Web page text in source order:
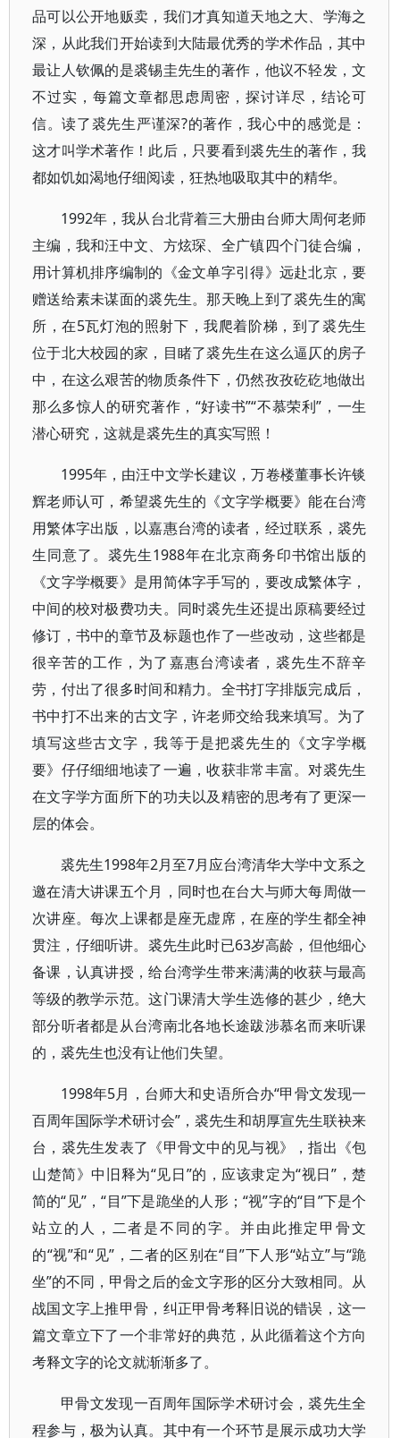
品可以公开地贩卖，我们才真知道天地之大、学海之
深，从此我们开始读到大陆最优秀的学术作品，其中
最让人钦佩的是裘锡圭先生的著作，他议不轻发，文
不过实，每篇文章都思虑周密，探讨详尽，结论可
信。读了裘先生严谨深?的著作，我心中的感觉是：
这才叫学术著作！此后，只要看到裘先生的著作，我
都如饥如渴地仔细阅读，狂热地吸取其中的精华。
1992年，我从台北背着三大册由台师大周何老师
主编，我和汪中文、方炫琛、全广镇四个门徒合编，
用计算机排序编制的《金文单字引得》远赴北京，要
赠送给素未谋面的裘先生。那天晚上到了裘先生的寓
所，在5瓦灯泡的照射下，我爬着阶梯，到了裘先生
位于北大校园的家，目睹了裘先生在这么逼仄的房子
中，在这么艰苦的物质条件下，仍然孜孜矻矻地做出
那么多惊人的研究著作，“好读书”“不慕荣利”，一生
潜心研究，这就是裘先生的真实写照！
1995年，由汪中文学长建议，万卷楼董事长许锬
辉老师认可，希望裘先生的《文字学概要》能在台湾
用繁体字出版，以嘉惠台湾的读者，经过联系，裘先
生同意了。裘先生1988年在北京商务印书馆出版的
《文字学概要》是用简体字手写的，要改成繁体字，
中间的校对极费功夫。同时裘先生还提出原稿要经过
修订，书中的章节及标题也作了一些改动，这些都是
很辛苦的工作，为了嘉惠台湾读者，裘先生不辞辛
劳，付出了很多时间和精力。全书打字排版完成后，
书中打不出来的古文字，许老师交给我来填写。为了
填写这些古文字，我等于是把裘先生的《文字学概
要》仔仔细细地读了一遍，收获非常丰富。对裘先生
在文字学方面所下的功夫以及精密的思考有了更深一
层的体会。
裘先生1998年2月至7月应台湾清华大学中文系之
邀在清大讲课五个月，同时也在台大与师大每周做一
次讲座。每次上课都是座无虚席，在座的学生都全神
贯注，仔细听讲。裘先生此时已63岁高龄，但他细心
备课，认真讲授，给台湾学生带来满满的收获与最高
等级的教学示范。这门课清大学生选修的甚少，绝大
部分听者都是从台湾南北各地长途跋涉慕名而来听课
的，裘先生也没有让他们失望。
1998年5月，台师大和史语所合办“甲骨文发现一
百周年国际学术研讨会”，裘先生和胡厚宣先生联袂来
台，裘先生发表了《甲骨文中的见与视》，指出《包
山楚简》中旧释为“见日”的，应该隶定为“视日”，楚
简的“见”，“目”下是跪坐的人形；“视”字的“目”下是个
站立的人，二者是不同的字。并由此推定甲骨文
的“视”和“见”，二者的区别在“目”下人形“站立”与“跪
坐”的不同，甲骨之后的金文字形的区分大致相同。从
战国文字上推甲骨，纠正甲骨考释旧说的错误，这一
篇文章立下了一个非常好的典范，从此循着这个方向
考释文字的论文就渐渐多了。
甲骨文发现一百周年国际学术研讨会，裘先生全
程参与，极为认真。其中有一个环节是展示成功大学